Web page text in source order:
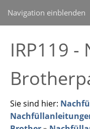
Navigation einblenden
IRP119 -
Sie sind hier: